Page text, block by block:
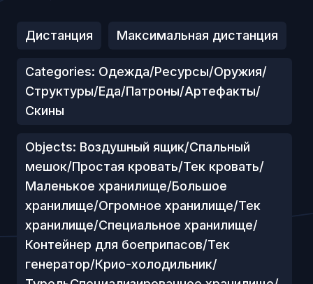
Дистанция Максимальная дистанция
Categories: Одежда/Ресурсы/Оружия/
Структуры/Еда/Патроны/Артефакты/
Скины
Objects: Воздушный ящик/Спальный
мешок/Простая кровать/Тек кровать/
Маленькое хранилище/Большое
хранилище/Огромное хранилище/Тек
хранилище/Специальное хранилище/
Контейнер для боеприпасов/Тек
генератор/Крио-холодильник/